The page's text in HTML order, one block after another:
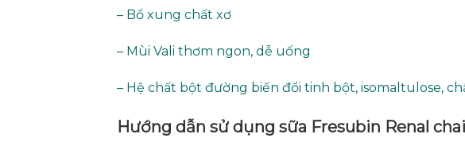
– Bổ xung chất xơ
– Mùi Vali thơm ngon, dễ uống
– Hệ chất bột đường biến đổi tinh bột, isomaltulose,
Hướng dẫn sử dụng sữa Fresubin Renal